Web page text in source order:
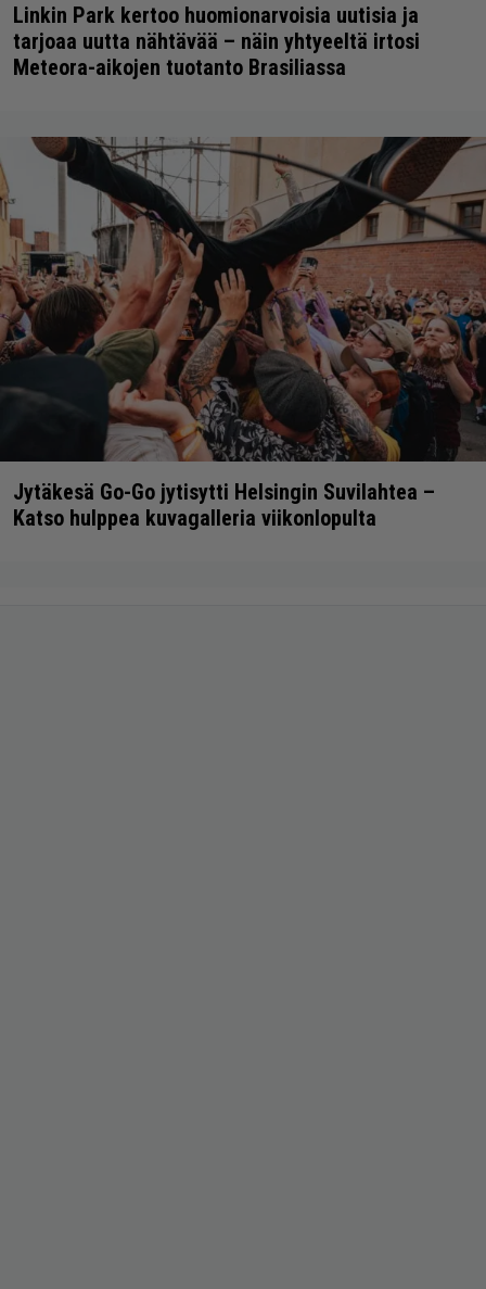
Linkin Park kertoo huomionarvoisia uutisia ja
tarjoaa uutta nähtävää – näin yhtyeeltä irtosi
Meteora-aikojen tuotanto Brasiliassa
Jytäkesä Go-Go jytisytti Helsingin Suvilahtea –
Katso hulppea kuvagalleria viikonlopulta